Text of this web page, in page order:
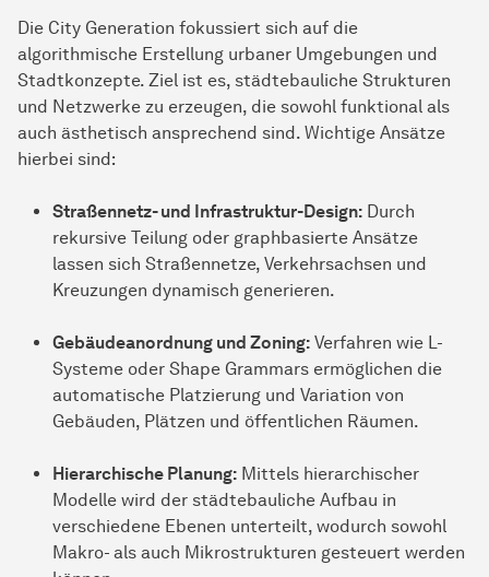
Die City Generation fokussiert sich auf die
algorithmische Erstellung urbaner Umgebungen und
Stadtkonzepte. Ziel ist es, städtebauliche Strukturen
und Netzwerke zu erzeugen, die sowohl funktional als
auch ästhetisch ansprechend sind. Wichtige Ansätze
hierbei sind:
Straßennetz- und Infrastruktur-Design: Durch
rekursive Teilung oder graphbasierte Ansätze
lassen sich Straßennetze, Verkehrsachsen und
Kreuzungen dynamisch generieren.
Gebäudeanordnung und Zoning: Verfahren wie L-
Systeme oder Shape Grammars ermöglichen die
automatische Platzierung und Variation von
Gebäuden, Plätzen und öffentlichen Räumen.
Hierarchische Planung: Mittels hierarchischer
Modelle wird der städtebauliche Aufbau in
verschiedene Ebenen unterteilt, wodurch sowohl
Makro- als auch Mikrostrukturen gesteuert werden